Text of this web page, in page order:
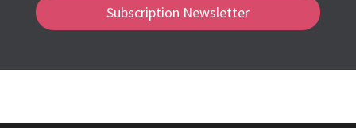
Subscription Newsletter